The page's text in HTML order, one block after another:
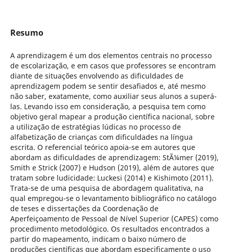
Resumo
A aprendizagem é um dos elementos centrais no processo
de escolarização, e em casos que professores se encontram
diante de situações envolvendo as dificuldades de
aprendizagem podem se sentir desafiados e, até mesmo
não saber, exatamente, como auxiliar seus alunos a superá-
las. Levando isso em consideração, a pesquisa tem como
objetivo geral mapear a produção científica nacional, sobre
a utilização de estratégias lúdicas no processo de
alfabetização de crianças com dificuldades na língua
escrita. O referencial teórico apoia-se em autores que
abordam as dificuldades de aprendizagem: StÃ¼mer (2019),
Smith e Strick (2007) e Hudson (2019), além de autores que
tratam sobre ludicidade: Luckesi (2014) e Kishimoto (2011).
Trata-se de uma pesquisa de abordagem qualitativa, na
qual empregou-se o levantamento bibliográfico no catálogo
de teses e dissertações da Coordenação de
Aperfeiçoamento de Pessoal de Nível Superior (CAPES) como
procedimento metodológico. Os resultados encontrados a
partir do mapeamento, indicam o baixo número de
produções científicas que abordam especificamente o uso